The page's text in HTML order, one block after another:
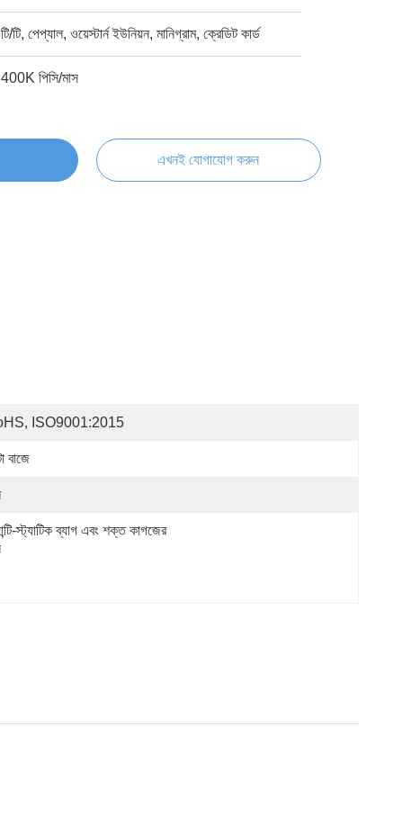
টি/টি, পেপ্যাল, ওয়েস্টার্ন ইউনিয়ন, মানিগ্রাম, ক্রেডিট কার্ড
400K পিসি/মাস
এখনই যোগাযোগ করুন
ISO9001:2015
বাজে
স্ট্যাটিক ব্যাগ এবং শক্ত কাগজের